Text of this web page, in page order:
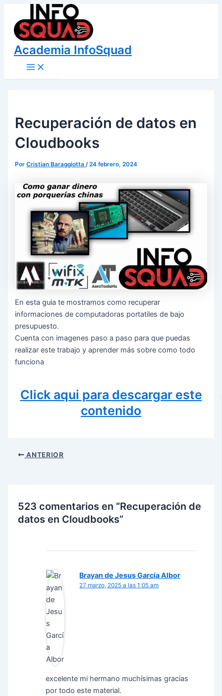
contenido
Academia InfoSquad
Main
Menu
Recuperación de datos en
Cloudbooks
PorCristian Baraggiotta/24 febrero, 2024
En esta guia te mostramos como recuperar
informaciones de computadoras portatiles de bajo
presupuesto.
Cuenta con imagenes paso a paso para que puedas
realizar este trabajo y aprender más sobre como todo
funciona
Click aqui para descargar este
contenido
Navegación
ANTERIOR
523 comentarios en “Recuperación de
datos en Cloudbooks”
Brayan de Jesus García Albor
27 marzo, 2025 a las 1:05 am
excelente mi hermano muchísimas gracias
por todo este material.